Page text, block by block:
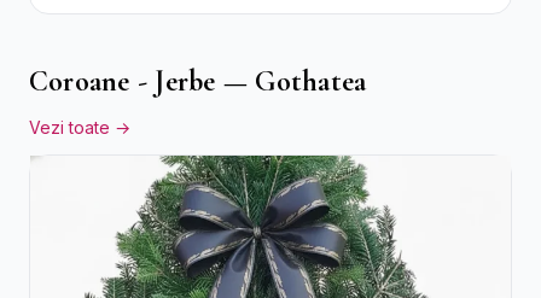
Trandafiri și Crizanteme Albe
Coroane - Jerbe — Gothatea
Vezi toate →